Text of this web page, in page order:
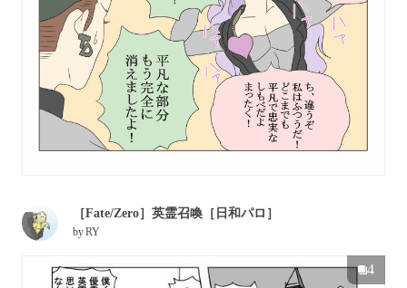
［Fate/Zero］英霊召喚［日和パロ］
byRY
4